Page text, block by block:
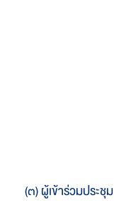
(๓) ผู้เข้าร่วมประชุม